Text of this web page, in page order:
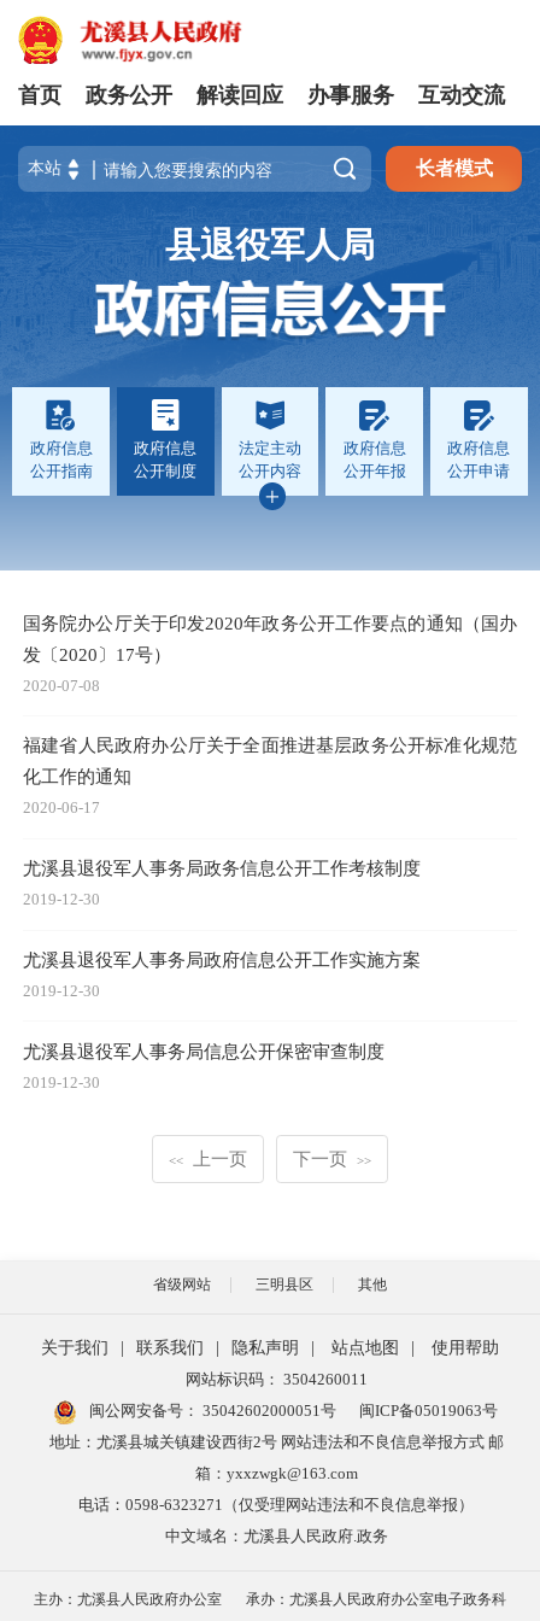
首页 政务公开 解读回应 办事服务 互动交流
 长者模式
县退役军人局
政府信息
公开指南
政府信息
公开制度
法定主动
公开内容
政府信息
公开年报
政府信息
公开申请
国务院办公厅关于印发2020年政务公开工作要点的通知（国办
发〔2020〕17号）
2020-07-08
福建省人民政府办公厅关于全面推进基层政务公开标准化规范
化工作的通知
2020-06-17
尤溪县退役军人事务局政务信息公开工作考核制度
2019-12-30
尤溪县退役军人事务局政府信息公开工作实施方案
2019-12-30
尤溪县退役军人事务局信息公开保密审查制度
2019-12-30
<< 上一页 下一页 >>
省级网站 三明县区 其他
关于我们 联系我们 隐私声明 站点地图
使用帮助
网站标识码： 3504260011
闽公网安备号： 35042602000051号
闽ICP备05019063号
地址：尤溪县城关镇建设西街2号 网站违法和不良信息举报方式 邮
箱：yxxzwgk@163.com
电话：0598-6323271（仅受理网站违法和不良信息举报）
中文域名：尤溪县人民政府.政务
主办：尤溪县人民政府办公室 承办：尤溪县人民政府办公室电子政务科